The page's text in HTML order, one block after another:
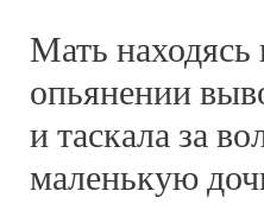
Мать находясь
опьянении
и таскала за
маленькую